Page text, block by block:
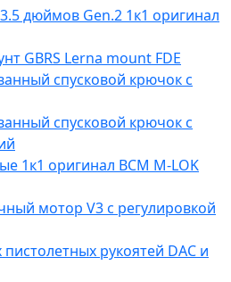
дюймов Gen.2 1к1 оригинал
GBRS Lerna mount FDE
спусковой крючок с
спусковой крючок с
1к1 оригинал BCM M-LOK
мотор V3 с регулировкой
рукоятей DAC и